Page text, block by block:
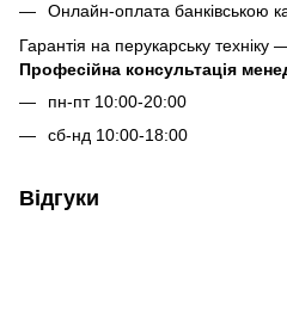
Онлайн-оплата банківською
Гарантія на перукарську техніку
Професійна консультація
пн-пт 10:00-20:00
сб-нд 10:00-18:00
Відгуки